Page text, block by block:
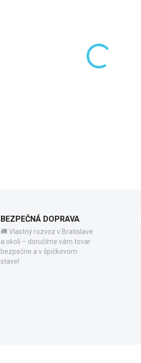
BEZPEČNÁ DOPRAVA
🚚 Vlastný rozvoz v Bratislave
a okolí – doručíme vám tovar
bezpečne a v špičkovom
stave!